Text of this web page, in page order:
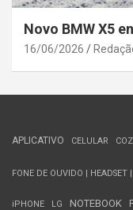
Novo BMW X5
16/06/2026
APLICATIVO CELULAR
FONE DE OUVIDO | HEADSET
iPHONE LG NOTEBOOK